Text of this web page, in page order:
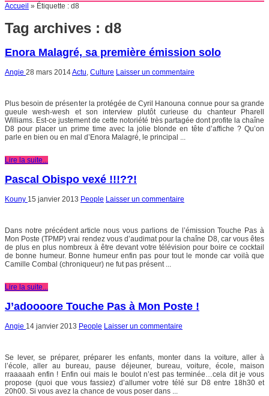
Accueil » Étiquette : d8
Tag archives : d8
Enora Malagré, sa première émission solo
Angie 28 mars 2014Actu, Culture Laisser un commentaire
Plus besoin de présenter la protégée de Cyril Hanouna connue pour sa grande
gueule wesh-wesh et son interview plutôt curieuse du chanteur Pharell
Williams. Est-ce justement de cette notoriété très partagée dont profite la chaîne
D8 pour placer un prime time avec la jolie blonde en tête d’affiche ? Qu’on
parle en bien ou en mal d’Enora Malagré, le principal ...
Lire la suite...
Pascal Obispo vexé !!!??!
Kouny 15 janvier 2013 People Laisser un commentaire
Dans notre précédent article nous vous parlions de l’émission Touche Pas à
Mon Poste (TPMP) vrai rendez vous d’audimat pour la chaîne D8, car vous êtes
de plus en plus nombreux à être devant votre télévision pour boire ce cocktail
de bonne humeur. Bonne humeur enfin pas pour tout le monde car voilà que
Camille Combal (chroniqueur) ne fut pas présent ...
Lire la suite...
J’adoooore Touche Pas à Mon Poste !
Angie 14 janvier 2013 People Laisser un commentaire
Se lever, se préparer, préparer les enfants, monter dans la voiture, aller à
l’école, aller au bureau, pause déjeuner, bureau, voiture, école, maison
rraaaaah enfin ! Enfin oui mais le boulot n’est pas terminée…cela dit je vous
propose (quoi que vous fassiez) d’allumer votre télé sur D8 entre 18h30 et
20h00. Si vous avez la chance de vous poser dans ...